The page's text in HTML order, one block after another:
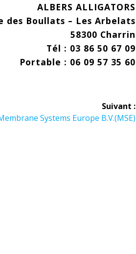
ALBERS ALLIGATORS
des Boullats – Les Arbelats
58300 Charrin
Tél : 03 86 50 67 09
Portable : 06 09 57 35 60
Suivant :
Systems Europe B.V.(MSE)